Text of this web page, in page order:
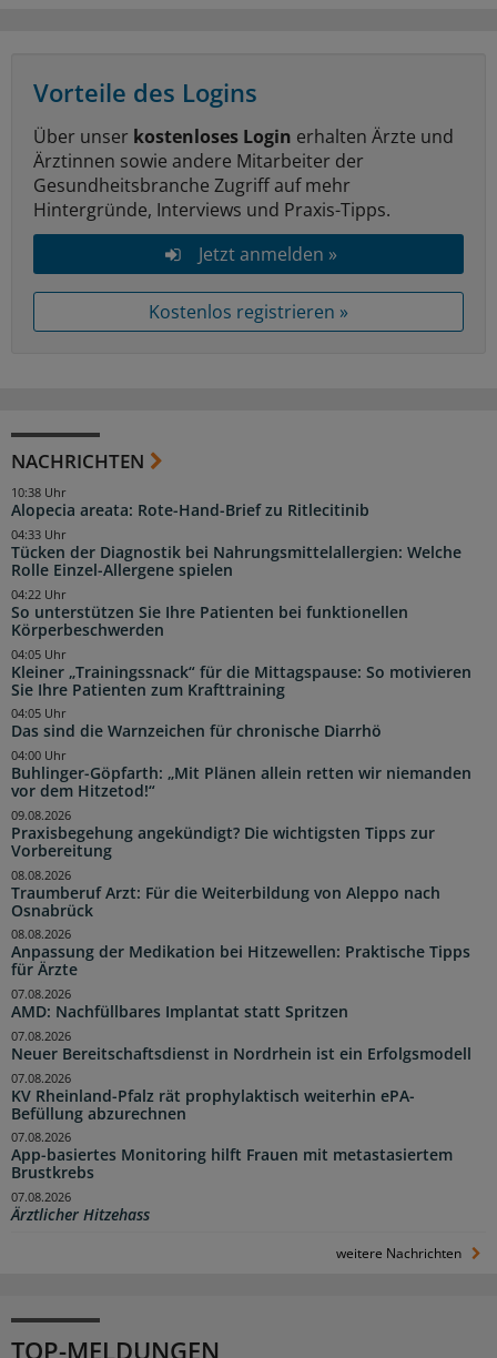
Vorteile des Logins
Über unser kostenloses Login erhalten Ärzte und
Ärztinnen sowie andere Mitarbeiter der
Gesundheitsbranche Zugriff auf mehr
Hintergründe, Interviews und Praxis-Tipps.
Jetzt anmelden »
Kostenlos registrieren »
NACHRICHTEN
Alopecia areata: Rote-Hand-Brief zu Ritlecitinib
10:38 Uhr
Tücken der Diagnostik bei Nahrungsmittelallergien: Welche
Rolle Einzel-Allergene spielen
04:33 Uhr
So unterstützen Sie Ihre Patienten bei funktionellen
Körperbeschwerden
04:22 Uhr
Kleiner „Trainingssnack“ für die Mittagspause: So motivieren
Sie Ihre Patienten zum Krafttraining
04:05 Uhr
Das sind die Warnzeichen für chronische Diarrhö
04:05 Uhr
Buhlinger-Göpfarth: „Mit Plänen allein retten wir niemanden
vor dem Hitzetod!“
04:00 Uhr
Praxisbegehung angekündigt? Die wichtigsten Tipps zur
Vorbereitung
09.08.2026
Traumberuf Arzt: Für die Weiterbildung von Aleppo nach
Osnabrück
08.08.2026
Anpassung der Medikation bei Hitzewellen: Praktische Tipps
für Ärzte
08.08.2026
AMD: Nachfüllbares Implantat statt Spritzen
07.08.2026
Neuer Bereitschaftsdienst in Nordrhein ist ein Erfolgsmodell
07.08.2026
KV Rheinland-Pfalz rät prophylaktisch weiterhin ePA-
Befüllung abzurechnen
07.08.2026
App-basiertes Monitoring hilft Frauen mit metastasiertem
Brustkrebs
07.08.2026
Ärztlicher Hitzehass
07.08.2026
weitere Nachrichten
TOP-MELDUNGEN